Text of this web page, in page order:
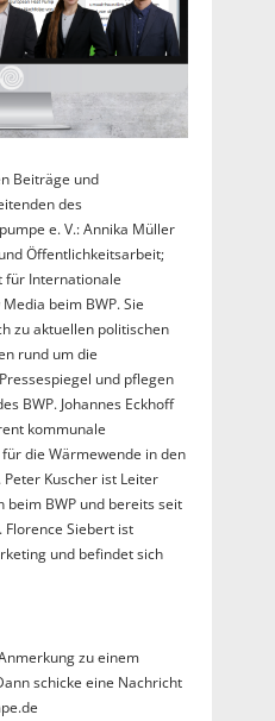
Beiträge und
des
e. V.: Annika Müller
Öffentlichkeitsarbeit;
für Internationale
beim BWP. Sie
zu aktuellen politischen
rund um die
und pflegen
BWP. Johannes Eckhoff
kommunale
die Wärmewende in den
Kuscher ist Leiter
beim BWP und bereits seit
Florence Siebert ist
und befindet sich
zu einem
schicke eine Nachricht